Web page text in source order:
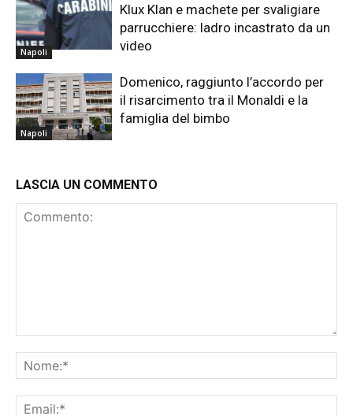
Napoli
Klux Klan e machete per svaligiare
parrucchiere: ladro incastrato da un
video
Napoli
Domenico, raggiunto l’accordo per
il risarcimento tra il Monaldi e la
famiglia del bimbo
LASCIA UN COMMENTO